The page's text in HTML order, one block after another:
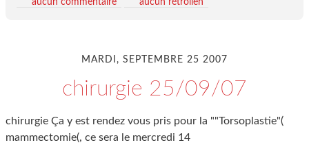
aucun commentaire
aucun rétrolien
MARDI, SEPTEMBRE 25 2007
chirurgie 25/09/07
chirurgie Ça y est rendez vous pris pour la ""Torsoplastie"(
mammectomie(, ce sera le mercredi 14